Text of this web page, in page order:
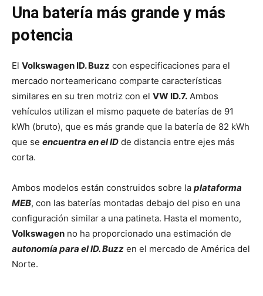
Una batería más grande y más
potencia
El Volkswagen ID. Buzz con especificaciones para el
mercado norteamericano comparte características
similares en su tren motriz con el VW ID.7. Ambos
vehículos utilizan el mismo paquete de baterías de 91
kWh (bruto), que es más grande que la batería de 82 kWh
que se encuentra en el ID de distancia entre ejes más
corta.
Ambos modelos están construidos sobre la plataforma
MEB, con las baterías montadas debajo del piso en una
configuración similar a una patineta. Hasta el momento,
Volkswagen no ha proporcionado una estimación de
autonomía para el ID. Buzz en el mercado de América del
Norte.